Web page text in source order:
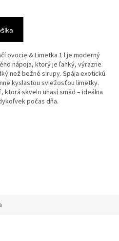
ovocie & Limetka 1 l je moderný
nápoja, ktorý je ľahký, výrazne
než bežné sirupy. Spája exotickú
kyslastou sviežosťou limetky.
skvelo uhasí smäd – ideálna
počas dňa.